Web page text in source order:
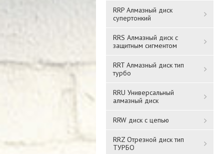
RRP Алмазный диск
супертонкий
RRS Алмазный диск с
защитным сигментом
RRT Алмазный диск тип
турбо
RRU Универсальный
алмазный диск
RRW диск с цепью
RRZ Отрезной диск тип
ТУРБО